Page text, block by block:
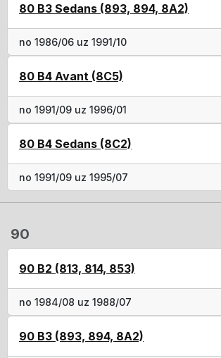
80 B3 Sedans (893, 894, 8A2)
no 1986/06 uz 1991/10
80 B4 Avant (8C5)
no 1991/09 uz 1996/01
80 B4 Sedans (8C2)
no 1991/09 uz 1995/07
90
90 B2 (813, 814, 853)
no 1984/08 uz 1988/07
90 B3 (893, 894, 8A2)